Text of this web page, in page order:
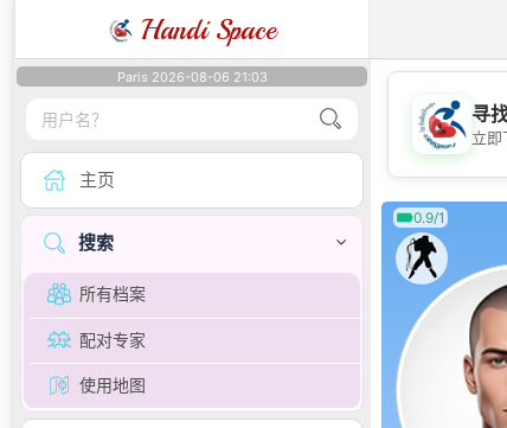
Handi Space
Paris 2026-08-06 21:03
主页
搜索
所有档案
配对专家
使用地图
寻
立即
0.9/1